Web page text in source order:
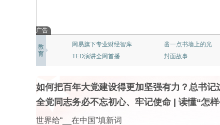
广告
教
育
网易新闻：猫头鹰视频
“清流”穿越迷雾
北京大学：精品公开课
《态℃》网易科技频道
如何把百年大党建设得更加坚强有力？总书记
全党同志务必不忘初心、牢记使命
读懂“怎
世界给“__在中国”填新词